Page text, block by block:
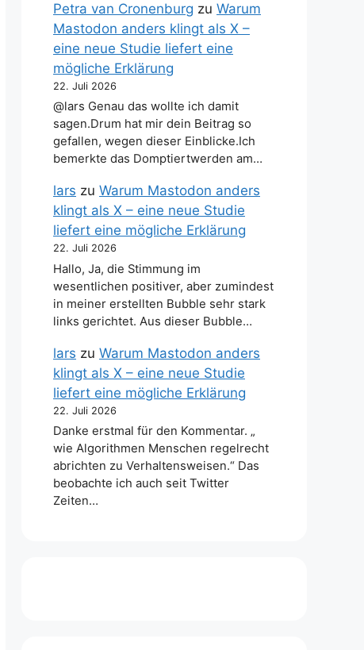
Petra van Cronenburg zu Warum
Mastodon anders klingt als X –
eine neue Studie liefert eine
mögliche Erklärung
22. Juli 2026
@lars Genau das wollte ich damit
sagen.Drum hat mir dein Beitrag so
gefallen, wegen dieser Einblicke.Ich
bemerkte das Domptiertwerden am…
lars zu Warum Mastodon anders
klingt als X – eine neue Studie
liefert eine mögliche Erklärung
22. Juli 2026
Hallo, Ja, die Stimmung im
wesentlichen positiver, aber zumindest
in meiner erstellten Bubble sehr stark
links gerichtet. Aus dieser Bubble…
lars zu Warum Mastodon anders
klingt als X – eine neue Studie
liefert eine mögliche Erklärung
22. Juli 2026
Danke erstmal für den Kommentar. „
wie Algorithmen Menschen regelrecht
abrichten zu Verhaltensweisen.“ Das
beobachte ich auch seit Twitter
Zeiten…